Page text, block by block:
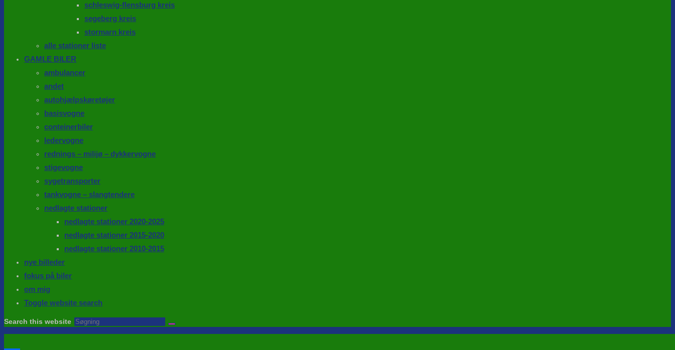
schleswig-flensburg kreis
segeberg kreis
stormarn kreis
alle stationer liste
GAMLE BILER
ambulancer
andet
autohjælpskøretøjer
basisvogne
conteinerbiler
ledervogne
rednings – milijø – dykkervogne
stigevogne
sygetransporter
tankvogne – slangtendere
nedlagte stationer
nedlagte stationer 2020-2025
nedlagte stationer 2015-2020
nedlagte stationer 2010-2015
nye billeder
fokus på biler
om mig
Toggle website search
Search this website